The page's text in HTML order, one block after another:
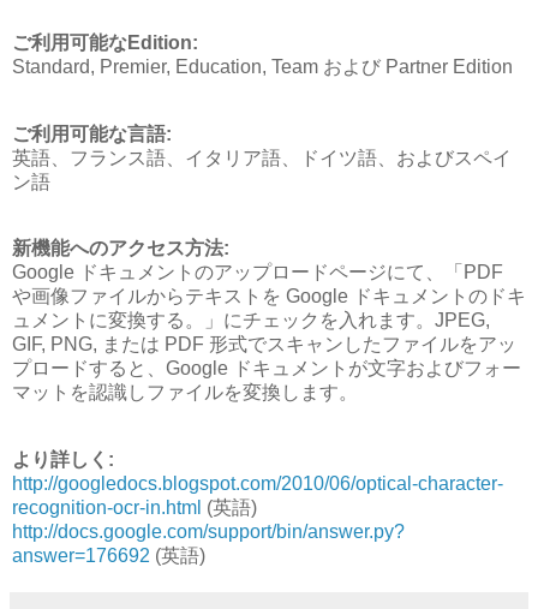
ご利用可能なEdition:
Standard, Premier, Education, Team および Partner Edition
ご利用可能な言語:
英語、フランス語、イタリア語、ドイツ語、およびスペイ
ン語
新機能へのアクセス方法:
Google ドキュメントのアップロードページにて、「PDF
や画像ファイルからテキストを Google ドキュメントのドキ
ュメントに変換する。」にチェックを入れます。JPEG,
GIF, PNG, または PDF 形式でスキャンしたファイルをアッ
プロードすると、Google ドキュメントが文字およびフォー
マットを認識しファイルを変換します。
より詳しく:
http://googledocs.blogspot.com/2010/06/optical-character-
recognition-ocr-in.html (英語)
http://docs.google.com/support/bin/answer.py?
answer=176692 (英語)